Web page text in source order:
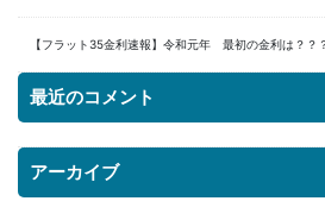
【フラット35金利速報】令和元年 最初の金利は？？
最近のコメント
アーカイブ